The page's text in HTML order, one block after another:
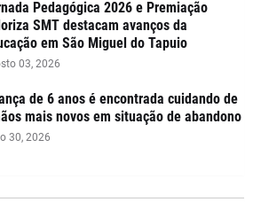
Pedagógica 2026 e Premiação
SMT destacam avanços da
em São Miguel do Tapuio
03, 2026
de 6 anos é encontrada cuidando de
mais novos em situação de abandono
30, 2026